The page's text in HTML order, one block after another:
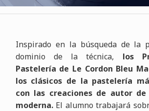
Inspirado en la búsqueda de la
dominio de la técnica, los
Pastelería de Le Cordon Bleu
los clásicos de la pastelería
con las creaciones de autor
moderna.El alumno trabajará